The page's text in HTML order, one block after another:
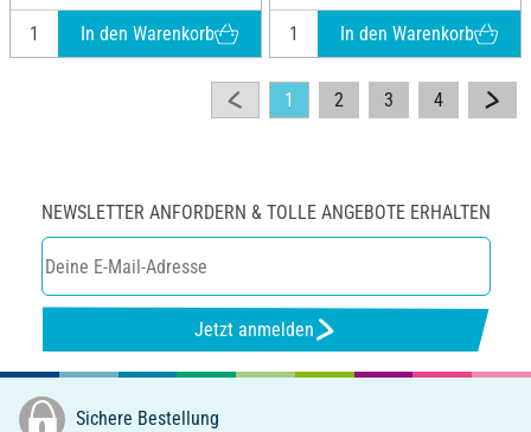
In den Warenkorb In den Warenkorb
1 2 3 4
NEWSLETTER ANFORDERN & TOLLE ANGEBOTE ERHALTEN
Jetzt anmelden
Sichere Bestellung